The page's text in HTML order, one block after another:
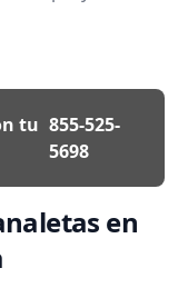
tu 855-525-
5698
en